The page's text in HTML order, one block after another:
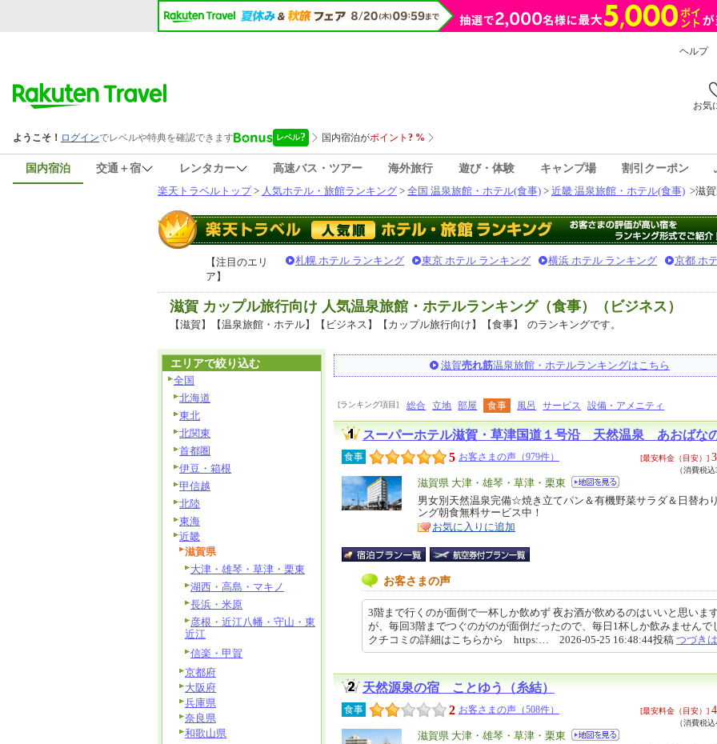
ヘルプ
お気
国内宿泊 交通＋宿 レンタカー 高速バス・ツアー 海外旅行 遊び・体験 キャンプ場 割引クーポン
楽天トラベルトップ> 人気ホテル・旅館ランキング > 全国 温泉旅館・ホテル(食事) > 近畿 温泉旅館・ホテル(食事) >滋
【注目のエリ
ア】
札幌 ホテル ランキング 東京 ホテル ランキング 横浜 ホテル ランキング 京都 ホ
滋賀 カップル旅行向け 人気温泉旅館・ホテルランキング（食事）（ビジネス）
【滋賀】【温泉旅館・ホテル】【ビジネス】【カップル旅行向け】【食事】
のランキングです。
滋賀売れ筋温泉旅館・ホテルランキングはこちら
[ランキング項目] 総合 立地 部屋 食事 風呂 サービス 設備・アメニティ
スーパーホテル滋賀・草津国道１号沿 天然温泉 あおばな
食事 5 お客さまの声（979件） [最安料金（目安）]
（消費税込
エ
リ
ア
滋賀県 大津・雄琴・草津・栗東
特
徴
男女別天然温泉完備☆焼き立てパン＆有機野菜サラダ＆日替わ
ング朝食無料サービス中！
お気に入りに追加
お客さまの声
3階まで行くのが面倒で一杯しか飲めず 夜お酒が飲めるのはいいと思います
が、毎回3階までつぐのがのが面倒だったので、毎日1杯しか飲みませんで
クチコミの詳細はこちらから https:… 2026-05-25 16:48:44投稿 つづき
天然源泉の宿 ことゆう（糸結）
食事 2 お客さまの声（508件） [最安料金（目安）]
（消費税込
エ
滋賀県 大津・雄琴・草津・栗東
エリアで絞り込む
全国
北海道
東北
北関東
首都圏
伊豆・箱根
甲信越
北陸
東海
近畿
滋賀県
大津・雄琴・草津・栗東
湖西・高島・マキノ
長浜・米原
彦根・近江八幡・守山・東
近江
信楽・甲賀
京都府
大阪府
兵庫県
奈良県
和歌山県